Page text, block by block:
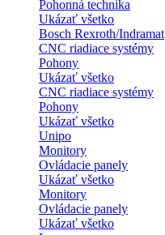
Pohonná technika
Ukázať všetko
Bosch Rexroth/Indramat
CNC riadiace systémy
Pohony
Ukázať všetko
CNC riadiace systémy
Pohony
Ukázať všetko
Unipo
Monitory
Ovládacie panely
Ukázať všetko
Monitory
Ovládacie panely
Ukázať všetko